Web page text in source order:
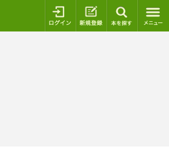
ログイン 新規登録